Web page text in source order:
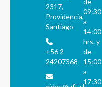
2317,
Providencia,
Santiago
+56 2
24207368
09:30
a
14:00
hrs. y
de
15:00
a
17:30